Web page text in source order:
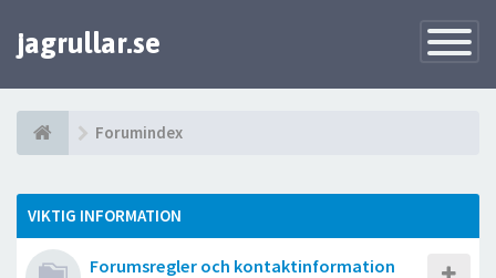
Toggle
jagrullar.se
Forumindex
VIKTIG INFORMATION
Forumsregler och kontaktinformation